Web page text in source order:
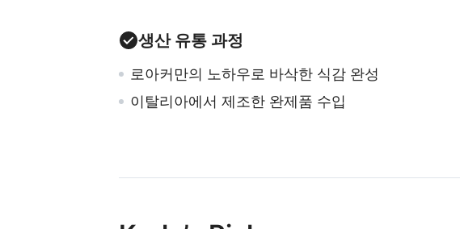
생산 유통 과정
로아커만의 노하우로 바삭한 식감 완성
이탈리아에서 제조한 완제품 수입